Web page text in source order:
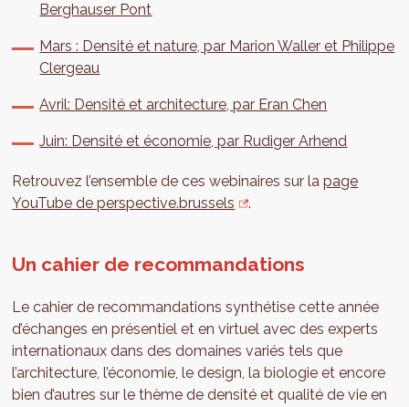
Berghauser Pont
Mars : Densité et nature, par Marion Waller et Philippe
Clergeau
Avril: Densité et architecture, par Eran Chen
Juin: Densité et économie, par Rudiger Arhend
Retrouvez l’ensemble de ces webinaires sur lapage
YouTube de perspective.brussels
.
Un cahier de recommandations
Le cahier de recommandations synthétise cette année
d’échanges en présentiel et en virtuel avec des experts
internationaux dans des domaines variés tels que
l’architecture, l’économie, le design, la biologie et encore
bien d’autres sur le thème de densité et qualité de vie en